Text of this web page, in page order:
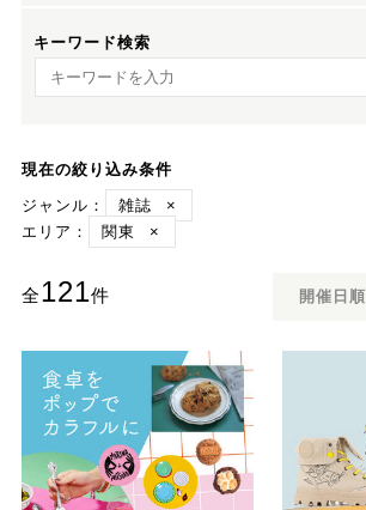
キーワード検索
キーワード検索
現在の絞り込み条件
ジャンル：
雑誌
×
エリア：
関東 ×
全121件 開催日順